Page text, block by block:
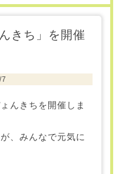
きち」を開催
んきちを開催しま
、みんなで元気に